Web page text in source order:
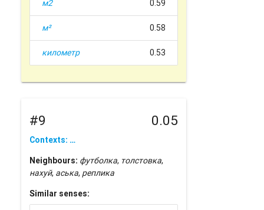
м2 0.59
м² 0.58
километр 0.53
#9 0.05
Contexts: …
Neighbours: футболка, толстовка,
нахуй, аська, реплика
Similar senses: